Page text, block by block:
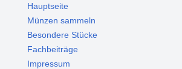
Hauptseite
Münzen sammeln
Besondere Stücke
Fachbeiträge
Impressum